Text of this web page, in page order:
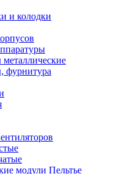
и колодки
фурнитура
модули Пельтье